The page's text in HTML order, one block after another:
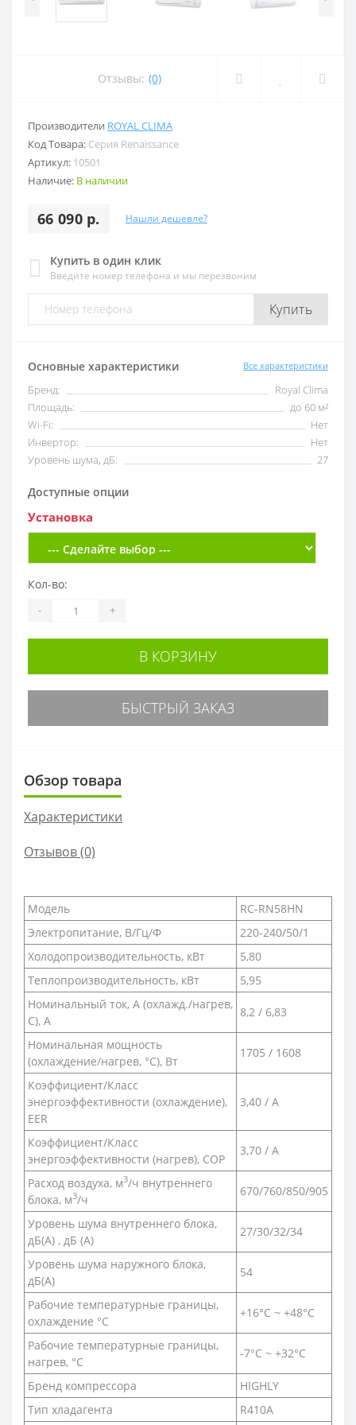
Отзывы: (0)
Производители ROYAL CLIMA
Код Товара: Серия Renaissance
Артикул: 10501
Наличие: В наличии
66 090 р. Нашли дешевле?
Купить в один клик
Введите номер телефона и мы перезвоним
Купить
Основные характеристики Все характеристики
Бренд:
Royal Clima
Площадь:
до 60 м²
Wi-Fi:
Нет
Инвертор:
Нет
Уровень шума, дБ:
27
Доступные опции
Установка
Кол-во:
- +
В КОРЗИНУ
БЫСТРЫЙ ЗАКАЗ
Обзор товара
Характеристики
Отзывов (0)
Модель
RC-RN58HN
Электропитание, В/Гц/Ф
220-240/50/1
Холодопроизводительность, кВт
5,80
Теплопроизводительность, кВт
5,95
Номинальный ток, А (охлажд./нагрев,
С), А
8,2 / 6,83
Номинальная мощность
(охлаждение/нагрев, °С), Вт
1705 / 1608
Коэффициент/Класс
энергоэффективности (охлаждение),
EER
3,40 / A
Коэффициент/Класс
энергоэффективности (нагрев), COP
3,70 / A
Расход воздуха, м3/ч внутреннего
блока, м3/ч
670/760/850/905
Уровень шума внутреннего блока,
дБ(A) , дБ (А)
27/30/32/34
Уровень шума наружного блока,
дБ(A)
54
Рабочие температурные границы,
охлаждение °C
+16°С ~ +48°С
Рабочие температурные границы,
нагрев, °C
-7°С ~ +32°С
Бренд компрессора
HIGHLY
Тип хладагента
R410A